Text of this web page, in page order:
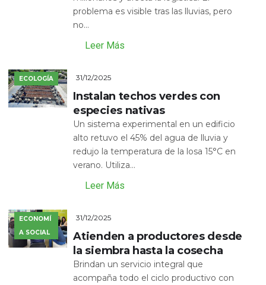
problema es visible tras las lluvias, pero
no...
Leer Más
ECOLOGÍA 31/12/2025
Instalan techos verdes con
especies nativas
Un sistema experimental en un edificio
alto retuvo el 45% del agua de lluvia y
redujo la temperatura de la losa 15°C en
verano. Utiliza...
Leer Más
ECONOMÍ
A SOCIAL
31/12/2025
Atienden a productores desde
la siembra hasta la cosecha
Brindan un servicio integral que
acompaña todo el ciclo productivo con